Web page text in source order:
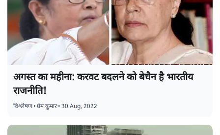
अगस्त का महीना: करवट बदलने को बेचैन है भारतीय
राजनीति!
विश्लेषण•प्रेम कुमार•30 Aug, 2022